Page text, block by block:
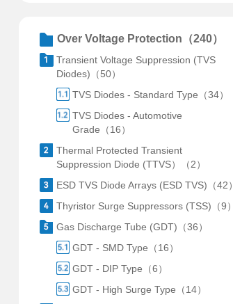
Over Voltage Protection（240）
Transient Voltage Suppression (TVS
Diodes)（50）
TVS Diodes - Standard Type（34）
TVS Diodes - Automotive
Grade（16）
Thermal Protected Transient
Suppression Diode (TTVS）（2）
ESD TVS Diode Arrays (ESD TVS)（42）
Thyristor Surge Suppressors (TSS)（9）
Gas Discharge Tube (GDT)（36）
GDT - SMD Type（16）
GDT - DIP Type（6）
GDT - High Surge Type（14）